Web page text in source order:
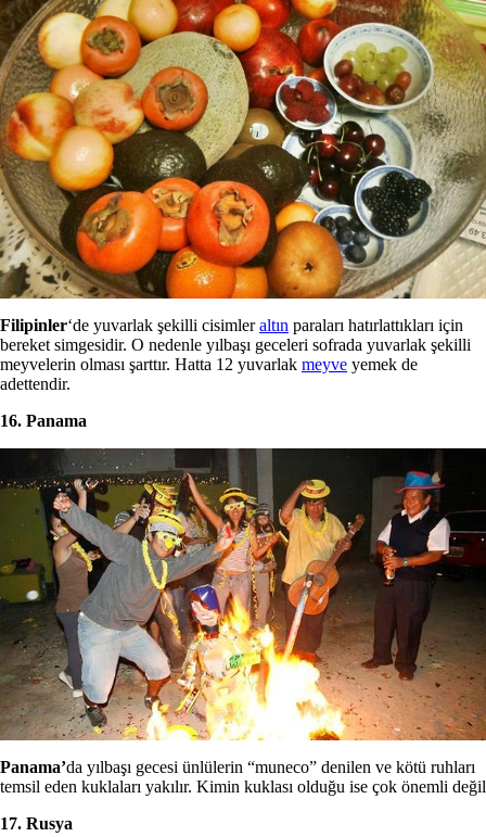
Filipinler‘de yuvarlak şekilli cisimleraltın paraları hatırlattıkları için
bereket simgesidir. O nedenle yılbaşı geceleri sofrada yuvarlak şekilli
meyvelerin olması şarttır. Hatta 12 yuvarlak meyve yemek de
adettendir.
16. Panama
Panama’da yılbaşı gecesi ünlülerin “muneco” denilen ve kötü ruhları
temsil eden kuklaları yakılır. Kimin kuklası olduğu ise çok önemli değil
17. Rusya